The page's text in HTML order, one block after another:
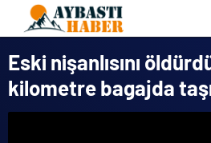
Eski nişanlısını
kilometre bagajda